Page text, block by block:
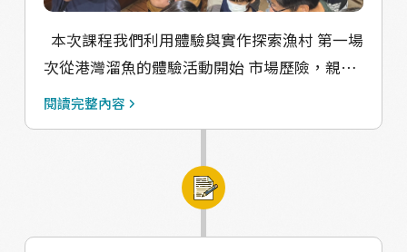
鰻魚苗捕撈的安全宣導，老師帶領我們探索了
鰻魚神奇的一生，以及鰻苗捕撈與養殖背後的
生態和安全議題。活動地點也特別選在過去附
近也有著許多鰻魚窟的北頭娛椿共同實驗空
間，富有歷史文化的空間，格外有意義！ 這次
存的寶貴機會。期許大家都能夠珍惜我們的環
次從港灣溜魚的體驗活動開始 市場歷險，親手
烹魚並學習魚類解剖課程 一起發想如何設計有
構圖與Reels製作技巧 經過實地拍攝和創作，
一起感受漁村的魅力。
閱讀完整內容